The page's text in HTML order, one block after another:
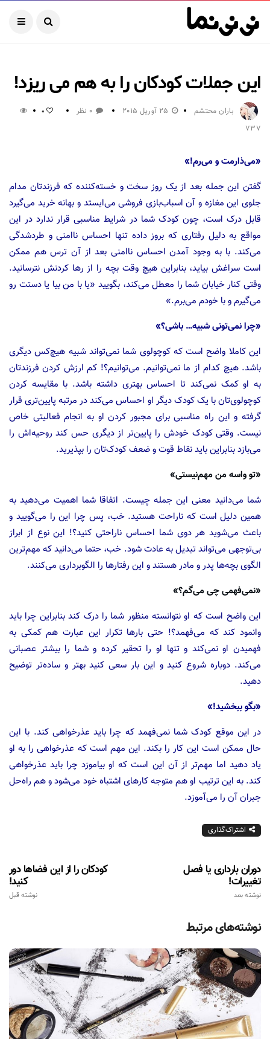
این جملات کودکان را به هم می ریزد!
باران محتشم 25 آوریل 2015 0 نظر 0
737
«می‌ذارمت و می‌رم!»
گفتن این جمله بعد از یک روز سخت و خسته‌کننده که فرزندتان مدام
جلوی این مغازه و آن اسباب‌بازی فروشی می‌ایستد و بهانه خرید می‌گیرد
قابل درک است، چون کودک شما در شرایط مناسبی قرار ندارد در این
مواقع به دليل رفتاری که بروز داده تنها احساس ناامنی و طردشدگی
می‌کند. با به وجود آمدن احساس ناامنی بعد از آن ترس هم ممکن
است سراغش بیاید، بنابراین هیچ وقت بچه را از رها کردنش نترسانید.
وقتی کنار خیابان شما را معطل‌ می‌کند، بگویید «یا با من بیا یا دستت رو
می‌گیرم و با خودم می‌برم.»
«چرا نمی‌تونی شبیه… باشی؟»
این کاملا واضح است که کوچولوی شما نمی‌تواند شبیه هیچ‌کس دیگری
باشد. هیچ کدام از ما نمی‌توانیم. می‌توانیم؟! کم ارزش کردن فرزندتان
به او کمک نمی‌کند تا احساس بهتری داشته باشد. با مقایسه کردن
کوچولوی‌تان با یک کودک دیگر او احساس می‌کند در مرتبه پایین‌تری قرار
گرفته و این راه مناسبی برای مجبور کردن او به انجام فعالیتی خاص
نیست. وقتی کودک‌ خودش را پایین‌تر از دیگری حس کند روحیه‌اش را
می‌بازد بنابراین باید نقاط قوت و ضعف کودک‌تان را بپذیرید.
«تو واسه من مهم‌نیستی»
شما می‌دانید معنی این جمله چیست. اتفاقا شما اهمیت می‌دهید به
همین دلیل است که ناراحت هستید. خب، پس چرا این را می‌گویید و
باعث می‌شوید هر دوی شما احساس ناراحتی کنید؟! این نوع از ابراز
بی‌توجهی می‌تواند تبدیل به عادت شود. خب، حتما می‌دانید که مهم‌ترین
الگوی بچه‌ها پدر و مادر هستند و این رفتارها را الگو‌برداری می‌کنند.
«نمی‌فهمی چی می‌گم؟»
این واضح است که او نتوانسته منظور شما را درک کند بنابراین چرا باید
وانمود کند که می‌فهمد؟! حتی بارها تکرار این عبارت هم کمکی به
فهمیدن او نمی‌کند و تنها او را تحقیر کرده و شما را بیشتر عصبانی
می‌کند. دوباره شروع کنید و این بار سعی کنید بهتر و ساده‌تر توضیح
دهید.
«بگو ببخشید!»
در این موقع کودک شما نمی‌فهمد که چرا باید عذرخواهی کند. با این
حال ممکن است این کار را بکند. این مهم است که عذرخواهی را به او
یاد دهید اما مهم‌تر از آن این است که او بیاموزد چرا باید عذرخواهی
کند. به این ترتیب او هم متوجه کارهای اشتباه خود می‌شود و هم راه‌حل
جبران آن را می‌آموزد.
اشتراک‌گذاری
کودکان را از این فضاها دور
کنید!
نوشته قبل
دوران بارداری یا فصل
تغییرات!
نوشته بعد
نوشته‌های مرتبط